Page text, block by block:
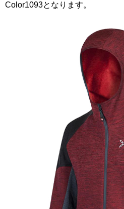
Color1093となります。